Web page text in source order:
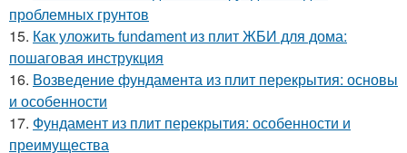
проблемных грунтов
15. Как уложить fundament из плит ЖБИ для дома:
пошаговая инструкция
16. Возведение фундамента из плит перекрытия: основы
и особенности
17. Фундамент из плит перекрытия: особенности и
преимущества